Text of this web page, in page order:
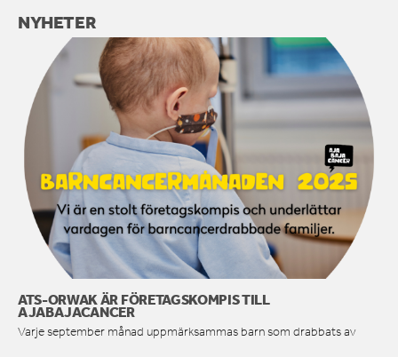
NYHETER
ATS-ORWAK ÄR FÖRETAGSKOMPIS TILL
AJABAJACANCER
Varje september månad uppmärksammas barn som drabbats av